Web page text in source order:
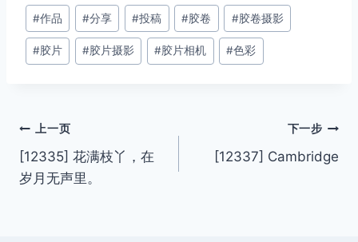
文
章
标
#作品 #分享 #投稿 #胶卷 #胶卷摄影
#胶片 #胶片摄影 #胶片相机 #色彩
文
章
上一页
[12335] 花满枝丫，在
岁月无声里。
下一步
[12337] Cambridge